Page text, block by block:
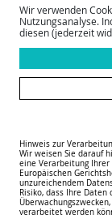
08376
Wir verwenden
Nutzungsanalyse.
diesen (jederzeit
Hinweis zur
Wir weisen Sie darauf
eine Verarbeitung Ihrer
Europäischen
unzureichendem
Risiko, dass Ihre Daten
verarbeitet werden